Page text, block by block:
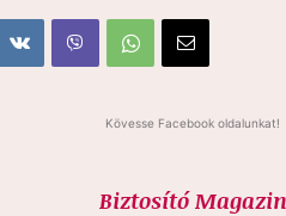
Kövesse Facebook oldalunkat!
Biztosító Magazin